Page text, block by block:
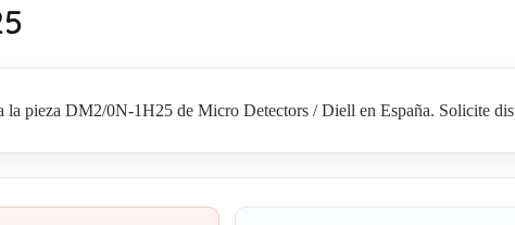
la pieza DM2/0N-1H25 de Micro Detectors / Diell en España. Solicite